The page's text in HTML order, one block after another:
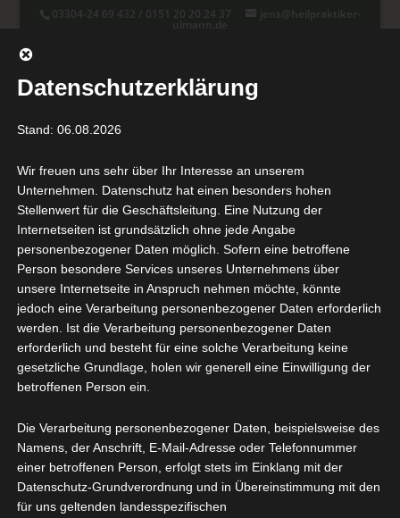
03304-24 69 432 / 0151 20 20 24 37 jens@heilpraktiker-
ulmann.de
Hohe tibiale Umstellungsosteotomie
Hohe tibiale
Umstellungsosteotomie
(HTO)
schmerzbedingt wegen
Knieschmerzen in
Behandlung. Durch
Datenschutzerklärung
Stand: 06.08.2026
Wir freuen uns sehr über Ihr Interesse an unserem
Unternehmen. Datenschutz hat einen besonders hohen
Stellenwert für die Geschäftsleitung. Eine Nutzung der
Internetseiten ist grundsätzlich ohne jede Angabe
personenbezogener Daten möglich. Sofern eine betroffene
Person besondere Services unseres Unternehmens über
unsere Internetseite in Anspruch nehmen möchte, könnte
jedoch eine Verarbeitung personenbezogener Daten erforderlich
werden. Ist die Verarbeitung personenbezogener Daten
erforderlich und besteht für eine solche Verarbeitung keine
gesetzliche Grundlage, holen wir generell eine Einwilligung der
betroffenen Person ein.
Die Verarbeitung personenbezogener Daten, beispielsweise des
Namens, der Anschrift, E-Mail-Adresse oder Telefonnummer
einer betroffenen Person, erfolgt stets im Einklang mit der
Datenschutz-Grundverordnung und in Übereinstimmung mit den
für uns geltenden landesspezifischen